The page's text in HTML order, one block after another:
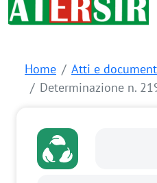
Home
Atti e
Determinazione n.